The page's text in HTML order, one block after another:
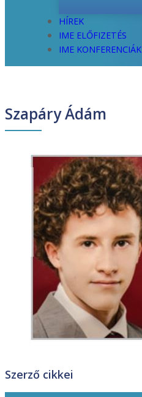
HÍREK
IME ELŐFIZETÉS
IME KONFERENCIÁK
Szapáry Ádám
Szerző cikkei